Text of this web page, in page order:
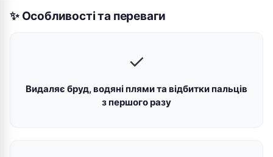
✨ Особливості та переваги
✓
Видаляє бруд, водяні плями та відбитки пальців
з першого разу